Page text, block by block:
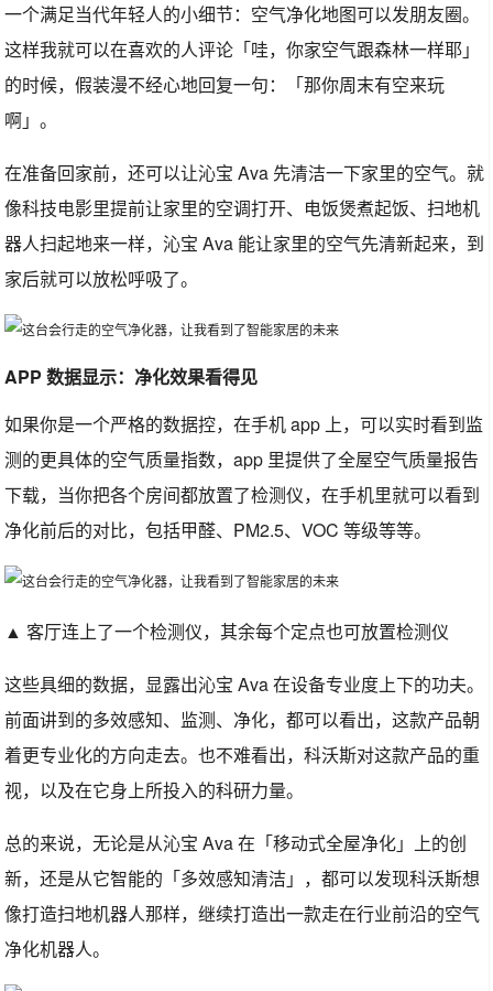
一个满足当代年轻人的小细节：空气净化地图可以发朋友圈。
这样我就可以在喜欢的人评论「哇，你家空气跟森林一样耶」
的时候，假装漫不经心地回复一句：「那你周末有空来玩
啊」。
在准备回家前，还可以让沁宝 Ava 先清洁一下家里的空气。就
像科技电影里提前让家里的空调打开、电饭煲煮起饭、扫地机
器人扫起地来一样，沁宝 Ava 能让家里的空气先清新起来，到
家后就可以放松呼吸了。
APP 数据显示：净化效果看得见
如果你是一个严格的数据控，在手机 app 上，可以实时看到监
测的更具体的空气质量指数，app 里提供了全屋空气质量报告
下载，当你把各个房间都放置了检测仪，在手机里就可以看到
净化前后的对比，包括甲醛、PM2.5、VOC 等级等等。
▲ 客厅连上了一个检测仪，其余每个定点也可放置检测仪
这些具细的数据，显露出沁宝 Ava 在设备专业度上下的功夫。
前面讲到的多效感知、监测、净化，都可以看出，这款产品朝
着更专业化的方向走去。也不难看出，科沃斯对这款产品的重
视，以及在它身上所投入的科研力量。
总的来说，无论是从沁宝 Ava 在「移动式全屋净化」上的创
新，还是从它智能的「多效感知清洁」，都可以发现科沃斯想
像打造扫地机器人那样，继续打造出一款走在行业前沿的空气
净化机器人。